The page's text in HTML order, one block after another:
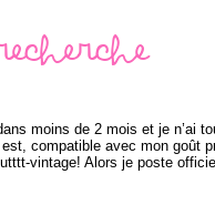
moins de 2 mois et je n’ai
compatible avec mon goût
vintage! Alors je poste